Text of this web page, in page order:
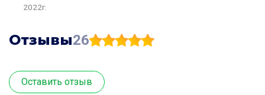
2022г.
Отзывы26
Оставить отзыв